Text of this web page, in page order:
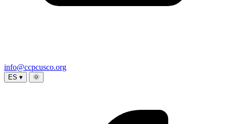
info@ccpcusco.org
ES ▾ 🌞